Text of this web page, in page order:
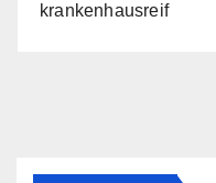
krankenhausreif